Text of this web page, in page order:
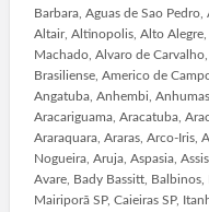
Barbara, Aguas de Sao
Altair, Altinopolis, Alto
Machado, Alvaro de
Brasiliense, Americo de
Angatuba, Anhembi,
Aracariguama, Aracatuba,
Araraquara, Araras, Arco-Iris,
Nogueira, Aruja, Aspasia,
Avare, Bady Bassitt, Balbinos,
Mairiporã SP, Caieiras SP,